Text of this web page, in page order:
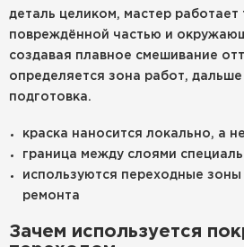
деталь целиком, мастер работает
повреждённой частью и
создавая плавное смешивание
определяется зона работ,
подготовка.
краска наносится локально, а
граница между слоями
используются переходные зоны
ремонта
Зачем используется